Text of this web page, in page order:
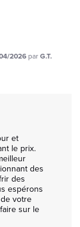
2026 parG.T.
et
le prix.
des
des
espérons
votre
sur le